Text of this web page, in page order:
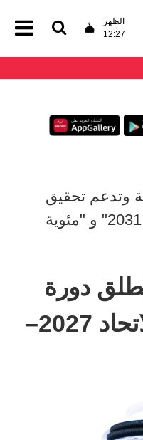
الظهر
12:27
وتدعم تحقيق
مستهدفات "نحن الإمارات 2031" و "مئوية
دورة
الميزانية العامة للاتحاد 2027–